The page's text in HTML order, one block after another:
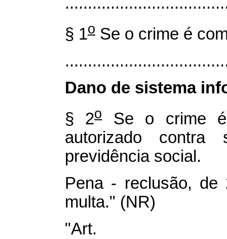
§ 1o Se o crime é
Dano de sistema
§ 2oSe o crime é
autorizado contra
previdência social.
Pena - reclusão,
multa." (NR)